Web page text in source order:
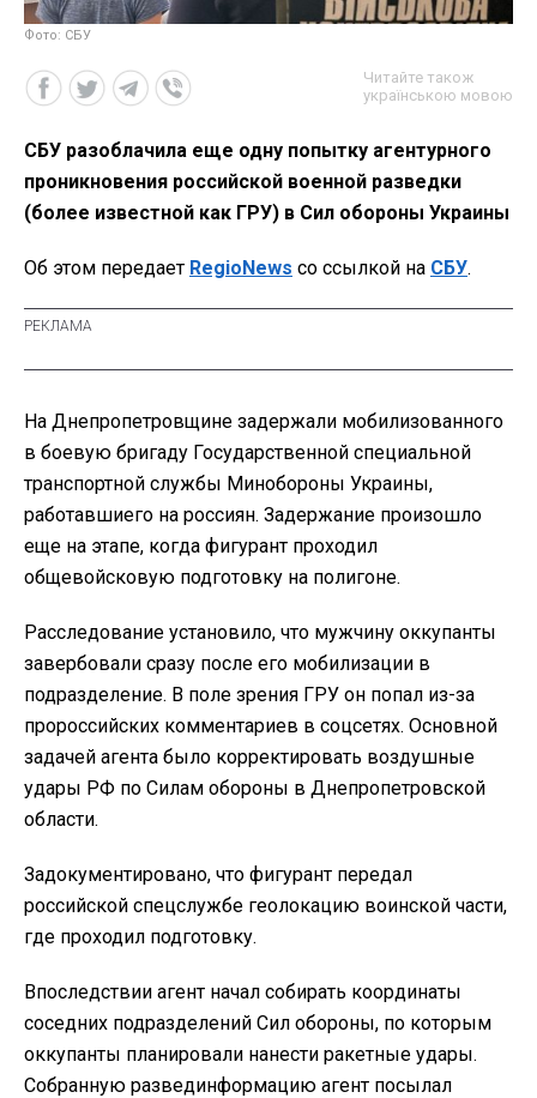
Фото: СБУ
Читайте також
українською мовою
СБУ разоблачила еще одну попытку агентурного
проникновения российской военной разведки
(более известной как ГРУ) в Сил обороны Украины
Об этом передает RegioNews со ссылкой на СБУ.
На Днепропетровщине задержали мобилизованного
в боевую бригаду Государственной специальной
транспортной службы Минобороны Украины,
работавшиего на россиян. Задержание произошло
еще на этапе, когда фигурант проходил
общевойсковую подготовку на полигоне.
Расследование установило, что мужчину оккупанты
завербовали сразу после его мобилизации в
подразделение. В поле зрения ГРУ он попал из-за
пророссийских комментариев в соцсетях. Основной
задачей агента было корректировать воздушные
удары РФ по Силам обороны в Днепропетровской
области.
Задокументировано, что фигурант передал
российской спецслужбе геолокацию воинской части,
где проходил подготовку.
Впоследствии агент начал собирать координаты
соседних подразделений Сил обороны, по которым
оккупанты планировали нанести ракетные удары.
Собранную развединформацию агент посылал